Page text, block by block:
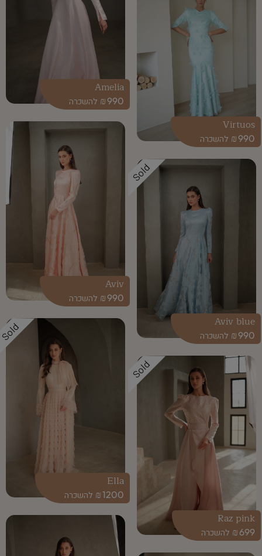
990
₪
Virtuos
990
₪
Amelia
Sold
990
₪
Aviv blue
990
₪
Aviv
Sold
699
₪
Raz pink
Sold
1200
₪
Ella